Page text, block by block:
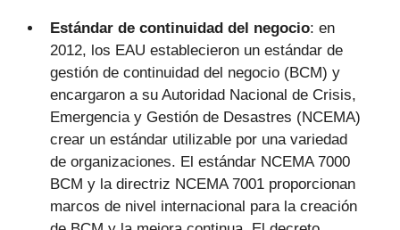
Estándar de continuidad del negocio: en
2012, los EAU establecieron un estándar de
gestión de continuidad del negocio (BCM) y
encargaron a su Autoridad Nacional de Crisis,
Emergencia y Gestión de Desastres (NCEMA)
crear un estándar utilizable por una variedad
de organizaciones. El estándar NCEMA 7000
BCM y la directriz NCEMA 7001 proporcionan
marcos de nivel internacional para la creación